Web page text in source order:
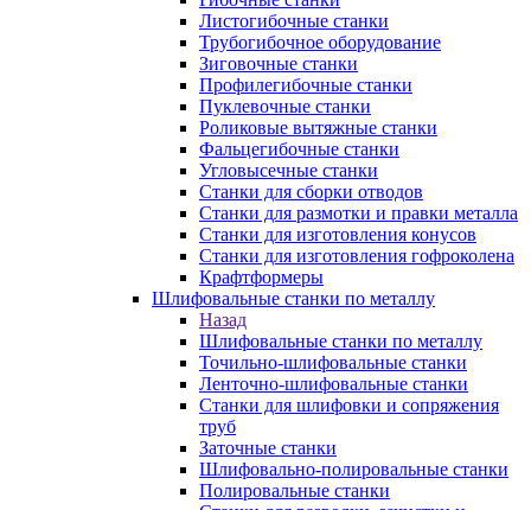
Листогибочные станки
Трубогибочное оборудование
Зиговочные станки
Профилегибочные станки
Пуклевочные станки
Роликовые вытяжные станки
Фальцегибочные станки
Угловысечные станки
Станки для сборки отводов
Станки для размотки и правки металла
Станки для изготовления конусов
Станки для изготовления гофроколена
Крафтформеры
Шлифовальные станки по металлу
Назад
Шлифовальные станки по металлу
Точильно-шлифовальные станки
Ленточно-шлифовальные станки
Станки для шлифовки и сопряжения
труб
Заточные станки
Шлифовально-полировальные станки
Полировальные станки